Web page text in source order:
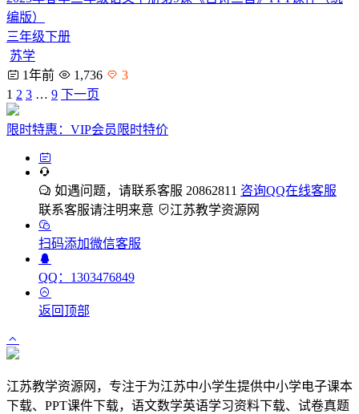
编版）
三年级下册
苏学
1年前
1,736
3
1 2 3 … 9 下一页
限时特惠：VIP会员限时特价
如遇问题，请联系客服 20862811 咨询QQ在线客服
联系客服请注明来意
江苏教学资源网
扫码添加微信客服
QQ：1303476849
返回顶部
江苏教学资源网，专注于为江苏中小学生提供中小学电子课本
下载、PPT课件下载，语文数学英语学习资料下载、试卷真题